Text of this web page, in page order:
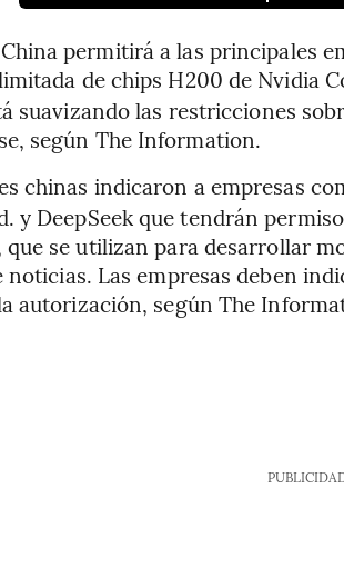
permitirá a las principales
de chips H200 de Nvidia
suavizando las restricciones
según The Information.
chinas indicaron a empresas
y DeepSeek que tendrán
que se utilizan para desarrollar
noticias. Las empresas deben
autorización, según The